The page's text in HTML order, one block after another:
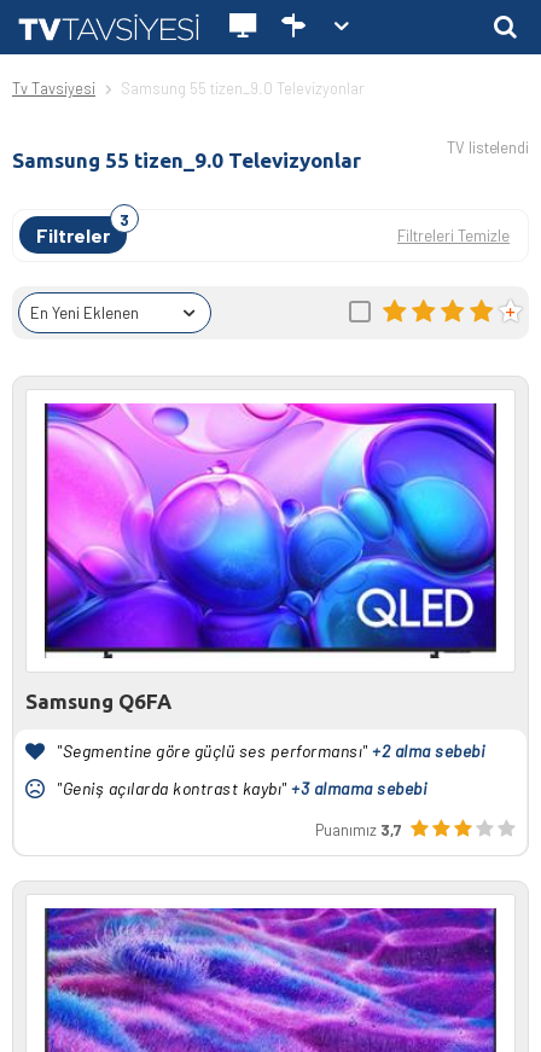
Tv Tavsiyesi Samsung 55 tizen_9.0 Televizyonlar
Samsung 55 tizen_9.0 Televizyonlar
TV listelendi
Filtreler Filtreleri Temizle
Samsung Q6FA
"Segmentine göre güçlü ses performansı" +2 alma sebebi
"Geniş açılarda kontrast kaybı" +3 almama sebebi
Puanımız 3,7